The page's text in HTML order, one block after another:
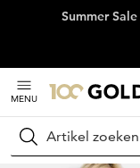
Skip naarSummer
MENU
Zoeken
Thuis Damesmode